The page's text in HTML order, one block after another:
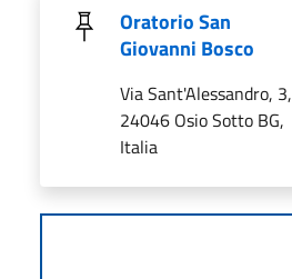
Oratorio San
Giovanni Bosco
Via Sant'Alessandro, 3,
24046 Osio Sotto BG,
Italia